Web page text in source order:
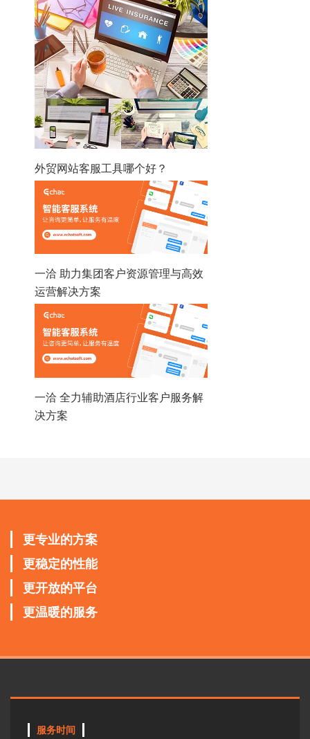
外贸网站客服工具哪个好？
一洽 助力集团客户资源管理与高效
运营解决方案
一洽 全力辅助酒店行业客户服务解
决方案
更专业的方案
更稳定的性能
更开放的平台
更温暖的服务
服务时间